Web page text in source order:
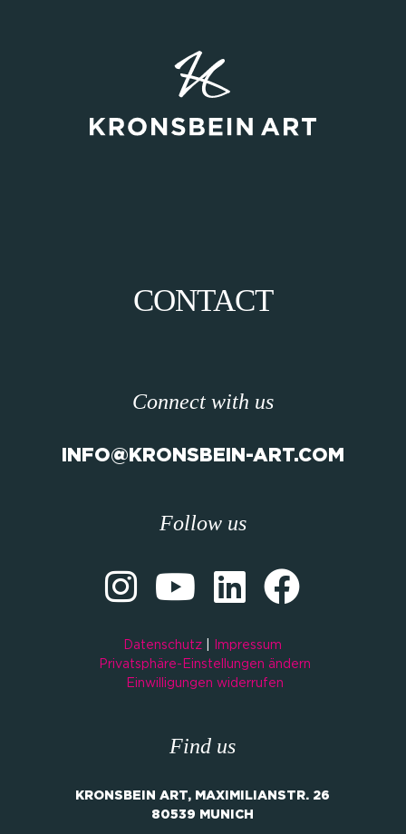
CONTACT
Connect with us
INFO@KRONSBEIN-ART.COM
Follow us
Datenschutz
Impressum
Privatsphäre-Einstellungen ändern
Einwilligungen widerrufen
Find us
KRONSBEIN ART, MAXIMILIANSTR. 26
80539 MUNICH